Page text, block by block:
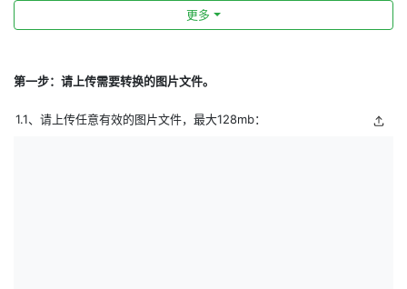
更多
第一步：请上传需要转换的图片文件。
1.1、请上传任意有效的图片文件，最大128mb：